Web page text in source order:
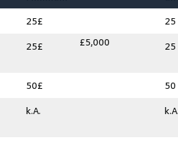
25£ 25
25£ £5,000 25
50£ 50
k.A.